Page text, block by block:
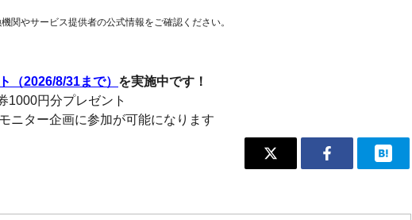
関やサービス提供者の公式情報をご確認ください。
（2026/8/31まで） を実施中です！
1000円分プレゼント
ニター企画に参加が可能になります